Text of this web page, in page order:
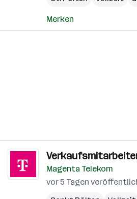
Merken
Magenta Telekom
vor 5 Tagen